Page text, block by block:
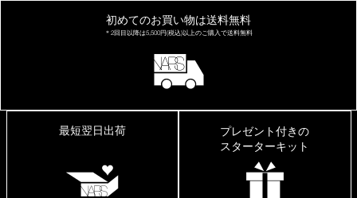
初めてのお買い物は送料無料
＊2回目以降は5,500円(税込)以上のご購入で送料無料
最短翌日出荷
プレゼント付きの
スターターキット